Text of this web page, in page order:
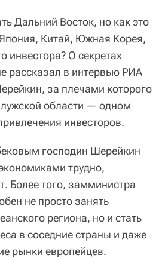
Дальний Восток, но как это
Япония, Китай, Южная Корея,
инвестора? О секретах
рассказал в интервью РИА
за плечами которого
области — одном
инвесторов.
господин Шерейкин
трудно,
Более того, замминистра
не просто занять
региона, но и стать
в соседние страны и даже
рынки европейцев.